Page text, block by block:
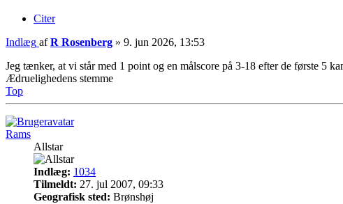
Citer
Indlæg afR Rosenberg » 9. jun 2026, 13:53
Jeg tænker, at vi står med 1 point og en målscore på 3-18 efter de første 5
Ædruelighedens stemme
Top
Rams
Allstar
Indlæg: 1034
Tilmeldt: 27. jul 2007, 09:33
Geografisk sted: Brønshøj